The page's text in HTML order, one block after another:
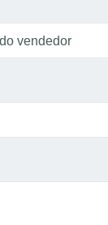
vendedor